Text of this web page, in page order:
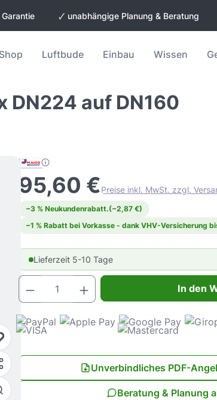
🗸 unabhängige Planung & Beratung
Shop Luftbude Einbau Wissen
DN224 auf DN160
95,60 €Preise inkl. MwSt. zzgl.
−3 % Neukundenrabatt.(−2,87 €)
−1 % Rabatt bei Vorkasse - dank VHV-Versicherung
Lieferzeit 5-10 Tage
Produkt Anzahl: Gib den
In den
Unverbindliches PDF-
Beratung & Planung